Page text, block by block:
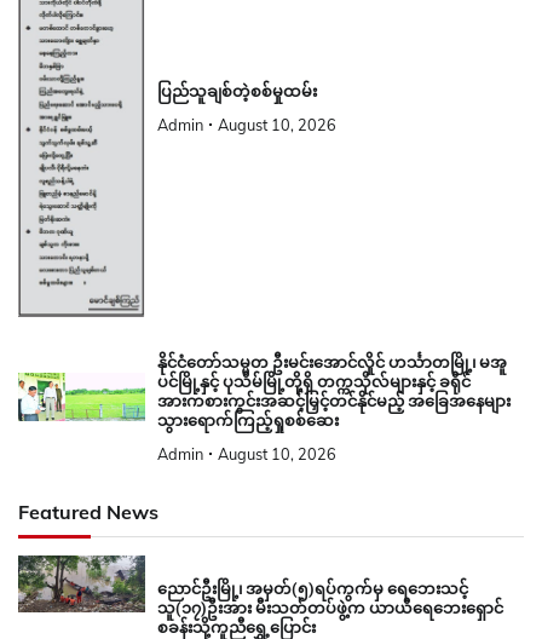
ပြည်သူချစ်တဲ့စစ်မှုထမ်း
Admin August 10, 2026
နိုင်ငံတော်သမ္မတ ဦးမင်းအောင်လှိုင် ဟင်္သာတမြို့၊ မအူ
ပင်မြို့နှင့် ပုသိမ်မြို့တို့ရှိ တက္ကသိုလ်များနှင့် ခရိုင်
အားကစားကွင်းအဆင့်မြှင့်တင်နိုင်မည့် အခြေအနေများ
သွားရောက်ကြည့်ရှုစစ်ဆေး
Admin August 10, 2026
Featured News
ညောင်ဦးမြို့၊ အမှတ်(၅)ရပ်ကွက်မှ ရေဘေးသင့်
သူ(၁၇)ဦးအား မီးသတ်တပ်ဖွဲ့က ယာယီရေဘေးရှောင်
စခန်းသို့ကူညီရွှေ့ပြောင်း